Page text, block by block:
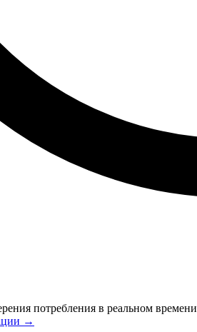
потребления в реальном времени
→